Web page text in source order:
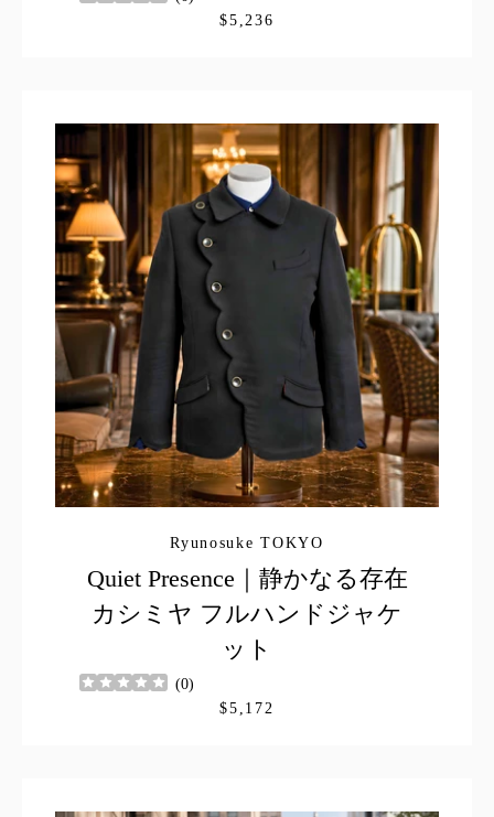
$5,236
Ryunosuke TOKYO
Quiet Presence｜静かなる存在
カシミヤ フルハンドジャケ
ット
(0)
$5,172